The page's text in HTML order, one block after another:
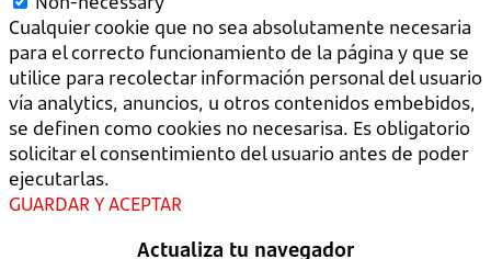
Cualquier cookie que no sea absolutamente necesaria
para el correcto funcionamiento de la página y que se
utilice para recolectar información personal del usuario
vía analytics, anuncios, u otros contenidos embebidos,
se definen como cookies no necesarisa. Es obligatorio
solicitar el consentimiento del usuario antes de poder
ejecutarlas.
GUARDAR Y ACEPTAR
Actualiza tu navegador